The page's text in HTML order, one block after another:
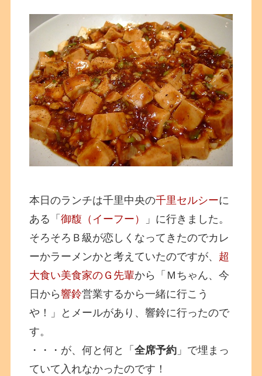
本日のランチは千里中央の千里セルシーに
ある「御馥（イーフー）
」に行きました。
そろそろＢ級が恋しくなってきたのでカレ
ーかラーメンかと考えていたのですが、 超
大食い美食家のＧ先輩から「Ｍちゃん、今
日から響鈴営業するから一緒に行こう
や！」とメールがあり、響鈴に行ったので
す。
・・・が、何と何と「全席予約 」で埋まっ
ていて入れなかったのです！